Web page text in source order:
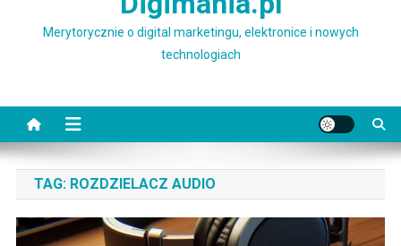
Merytorycznie o digital marketingu, elektronice i nowych
technologiach
TAG: ROZDZIELACZ AUDIO